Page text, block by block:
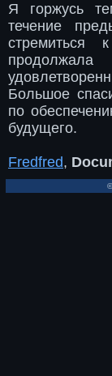
Я горжусь
течение
стремиться
Большое
по
будущего.
Fredfred,